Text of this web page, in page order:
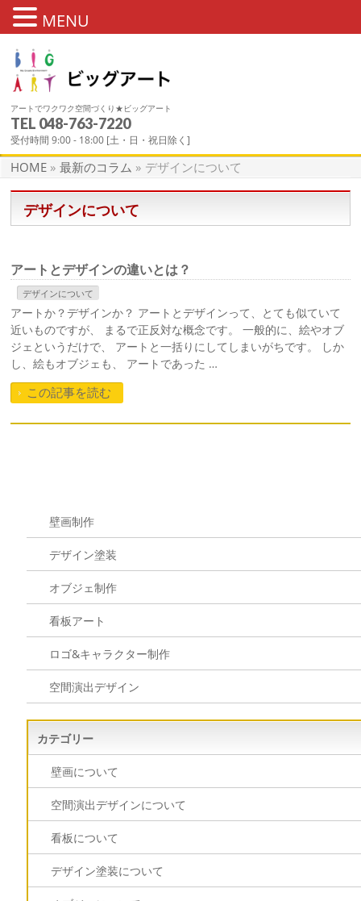
アートでワクワク空間づくり★ビッグアート
TEL 048-763-7220
受付時間 9:00 - 18:00 [土・日・祝日除く]
最新のコラム
HOME » 最新のコラム » デザインについて
デザインについて
アートとデザインの違いとは？
デザインについて
アートか？デザインか？ アートとデザインって、とても似ていて
近いものですが、 まるで正反対な概念です。 一般的に、絵やオブ
ジェというだけで、 アートと一括りにしてしまいがちです。 しか
し、絵もオブジェも、 アートであった …
この記事を読む
壁画制作
デザイン塗装
オブジェ制作
看板アート
ロゴ&キャラクター制作
空間演出デザイン
カテゴリー
壁画について
空間演出デザインについて
看板について
デザイン塗装について
MENU